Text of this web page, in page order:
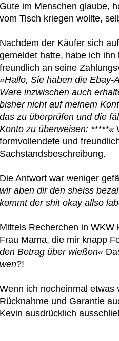
Gute im Menschen glaube,
vom Tisch kriegen wollte,
Nachdem der Käufer sich
gemeldet hatte, habe ich
freundlich an seine
»Hallo, Sie haben die Ebay-
Ware inzwischen auch
bisher nicht auf meinem
das zu überprüfen und die
Konto zu überweisen: *****«
formvollendete und
Sachstandsbeschreibung.
Die Antwort war weniger
wir aben dir den sheiss
kommt der shit okay allso
Mittels Recherchen in
Frau Mama, die mir knapp
den Betrag über wießen«
wen?!
Wenn ich nocheinmal etwas
Rücknahme und Garantie
Kevin ausdrücklich